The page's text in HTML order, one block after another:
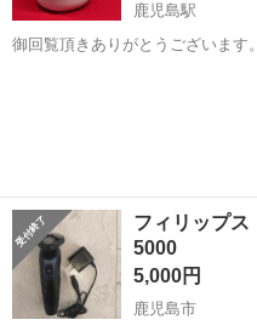
鹿児島駅
御回覧頂きありがとうございます
フィリップ
5000
5,000円
鹿児島市